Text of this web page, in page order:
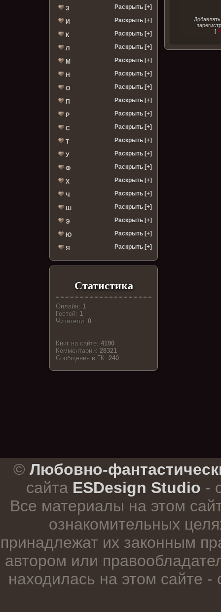
З Раскрыть [+]
И Раскрыть [+]
К Раскрыть [+]
Л Раскрыть [+]
М Раскрыть [+]
Н Раскрыть [+]
О Раскрыть [+]
П Раскрыть [+]
Р Раскрыть [+]
С Раскрыть [+]
Т Раскрыть [+]
У Раскрыть [+]
Ф Раскрыть [+]
Х Раскрыть [+]
Ч Раскрыть [+]
Ш Раскрыть [+]
Э Раскрыть [+]
Ю Раскрыть [+]
Я Раскрыть [+]
Статистика
Онлайн: 1
Гостей: 1
Читатели:0
Книг на сайте:4190
Комментарии:28321
Cообщения в ГК:240
[
© Любовно-
сайта ESDesign Studio -
Все материалы на этом
ознакомительных
принадлежат их законным
автором или
находилась на этом сайте